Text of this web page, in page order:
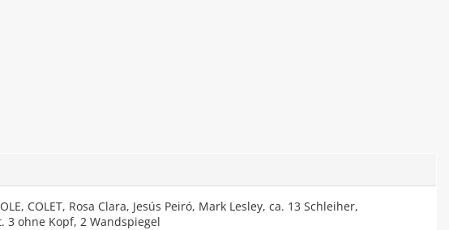
COLET, Rosa Clara, Jesús Peiró, Mark Lesley, ca. 13 Schleiher,
3 ohne Kopf, 2 Wandspiegel